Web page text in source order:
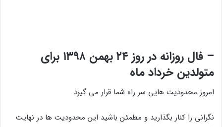
– فال روزانه در روز ۲۴ بهمن ۱۳۹۸ برای
متولدین خرداد ماه
امروز محدودیت هایی سر راه شما قرار می گیرد.
نگرانی را کنار بگذارید و مطمئن باشید این محدودیت ها در نهایت